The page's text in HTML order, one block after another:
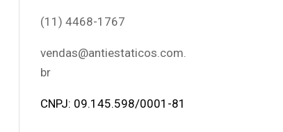
(11) 4468-1767
vendas@antiestaticos.com.
br
CNPJ: 09.145.598/0001-81